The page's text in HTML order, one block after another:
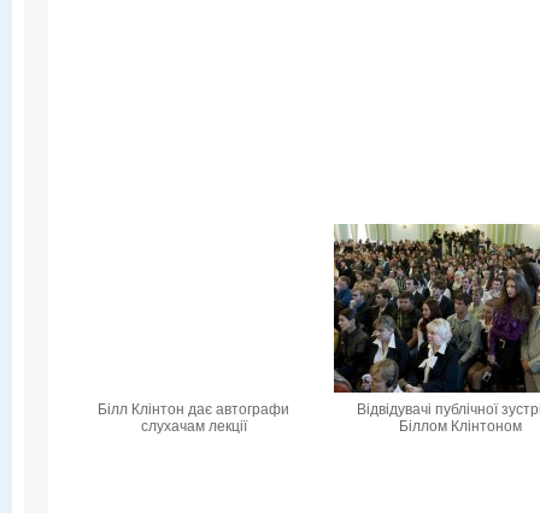
Білл Клінтон дає автографи
слухачам лекції
Відвідувачі публічної
Біллом Клінтоном